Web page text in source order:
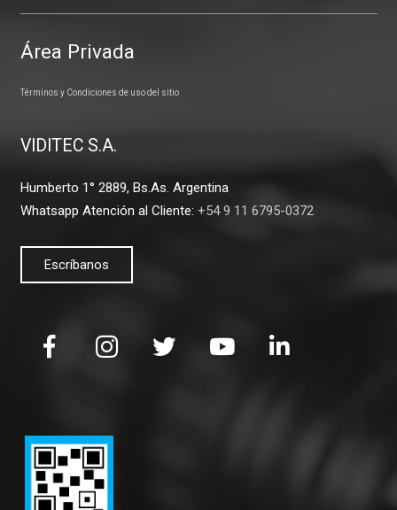
Área Privada
Términos y Condiciones de uso del sitio
VIDITEC S.A.
Humberto 1° 2889, Bs.As. Argentina
Whatsapp Atención al Cliente: +54 9 11 6795-0372
Escríbanos